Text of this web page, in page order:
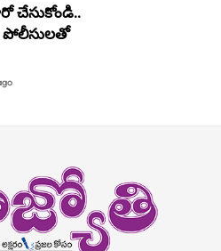
చేసుకోండి..
పోలీసులతో